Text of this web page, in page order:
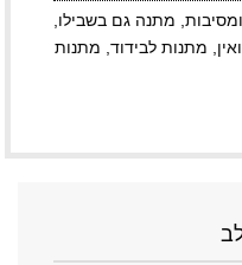
מתנה גם בשבילו
מתנות לבידוד מתנות